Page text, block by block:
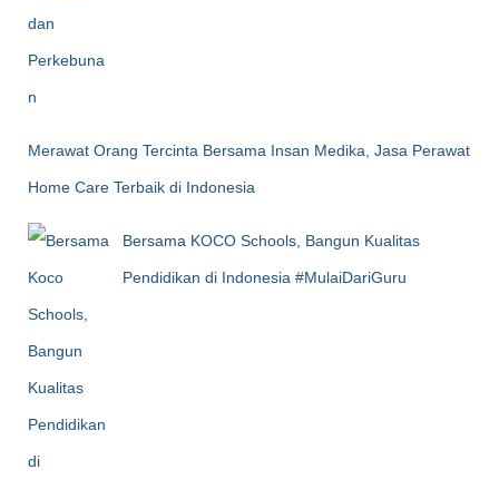
Merawat Orang Tercinta Bersama Insan Medika, Jasa Perawat
Home Care Terbaik di Indonesia
Bersama KOCO Schools, Bangun Kualitas
Pendidikan di Indonesia #MulaiDariGuru